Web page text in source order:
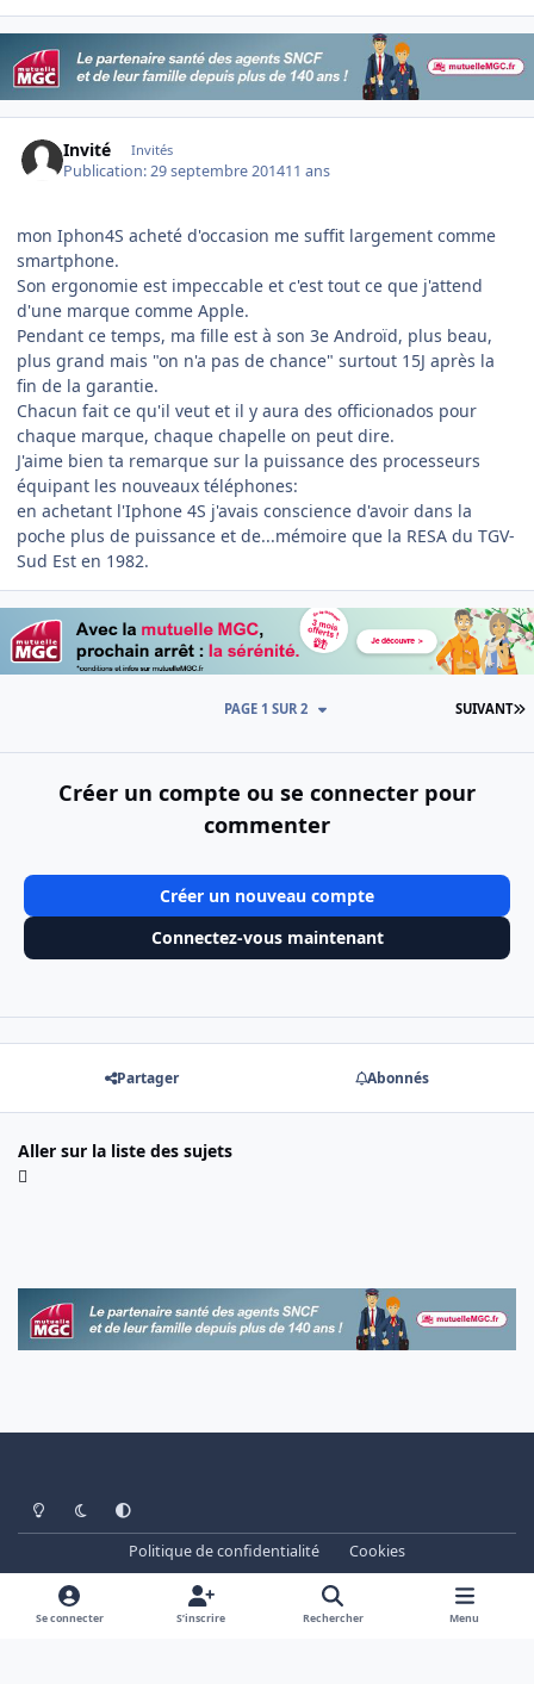
Invité Invités
Publication:29 septembre 201411 ans
mon Iphon4S acheté d'occasion me suffit largement comme
smartphone.
Son ergonomie est impeccable et c'est tout ce que j'attend
d'une marque comme Apple.
Pendant ce temps, ma fille est à son 3e Androïd, plus beau,
plus grand mais "on n'a pas de chance" surtout 15J après la
fin de la garantie.
Chacun fait ce qu'il veut et il y aura des officionados pour
chaque marque, chaque chapelle on peut dire.
J'aime bien ta remarque sur la puissance des processeurs
équipant les nouveaux téléphones:
en achetant l'Iphone 4S j'avais conscience d'avoir dans la
poche plus de puissance et de...mémoire que la RESA du TGV-
Sud Est en 1982.
SUIVANT
PAGE 1 SUR 2
Créer un compte ou se connecter pour
commenter
Créer un nouveau compte
Connectez-vous maintenant
Partager Abonnés
Aller sur la liste des sujets
Light ModeDark ModeSystem Preference
Politique de confidentialité
Cookies
www.cheminots.net - Forum Libre depuis 2003
Powered by
Invision Community
Se connecter S’inscrire Rechercher Menu